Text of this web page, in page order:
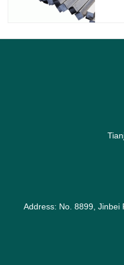
Address: No. 8899, Jinbei